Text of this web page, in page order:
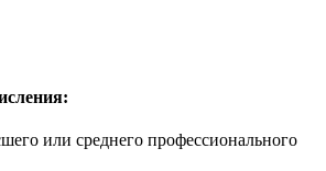
или среднего профессионального